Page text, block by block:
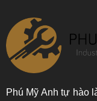
Phú Mỹ Anh tự hào